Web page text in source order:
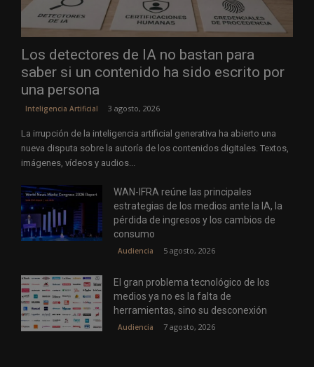
Los detectores de IA no bastan para
saber si un contenido ha sido escrito por
una persona
Inteligencia Artificial 3 agosto, 2026
La irrupción de la inteligencia artificial generativa ha abierto una
nueva disputa sobre la autoría de los contenidos digitales. Textos,
imágenes, vídeos y audios...
WAN-IFRA reúne las principales
estrategias de los medios ante la IA, la
pérdida de ingresos y los cambios de
consumo
Audiencia 5 agosto, 2026
El gran problema tecnológico de los
medios ya no es la falta de
herramientas, sino su desconexión
Audiencia 7 agosto, 2026